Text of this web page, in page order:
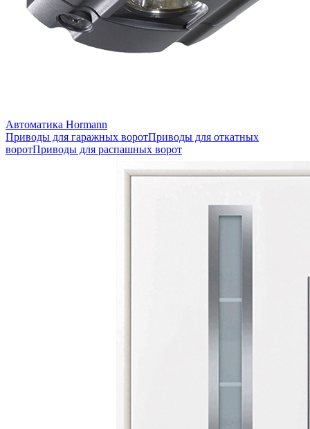
Автоматика Hormann
Приводы для гаражных воротПриводы для откатных
воротПриводы для распашных ворот